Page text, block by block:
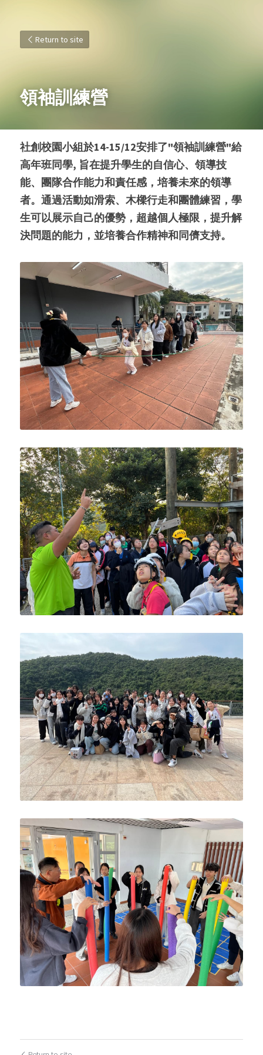
Return to site
領袖訓練營
社創校園小組於14-15/12安排了"領袖訓練營"給
高年班同學, 旨在提升學生的自信心、領導技
能、團隊合作能力和責任感，培養未來的領導
者。通過活動如滑索、木樑行走和團體練習，學
生可以展示自己的優勢，超越個人極限，提升解
決問題的能力，並培養合作精神和同儕支持。